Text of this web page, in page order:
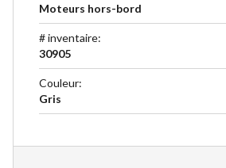
Moteurs hors-bord
# inventaire:
30905
Couleur:
Gris